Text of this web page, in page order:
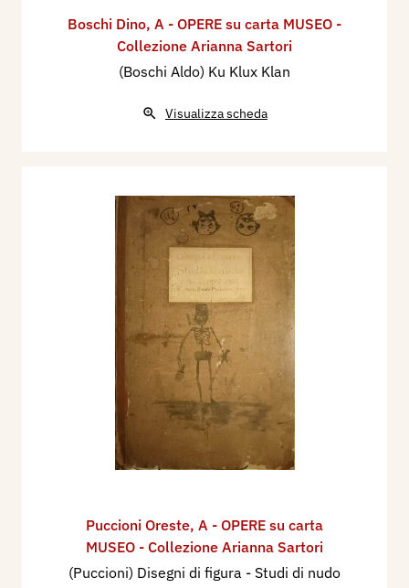
Boschi Dino, A - OPERE su carta MUSEO -
Collezione Arianna Sartori
(Boschi Aldo) Ku Klux Klan
Visualizza scheda
Puccioni Oreste, A - OPERE su carta
MUSEO - Collezione Arianna Sartori
(Puccioni) Disegni di figura - Studi di nudo